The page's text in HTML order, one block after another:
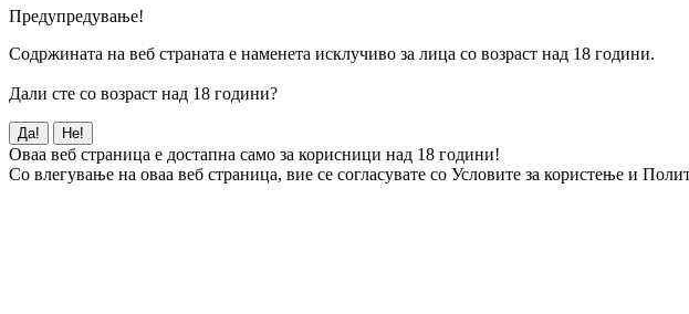
Предупредување!
Содржината на веб страната е наменета исклучиво за лица со возраст над 18 години.
Дали сте со возраст над 18 години?
Да! Не!
Оваа веб страница е достапна само за корисници над 18 години!
Со влегување на оваа веб страница, вие се согласувате со Условите за користење и